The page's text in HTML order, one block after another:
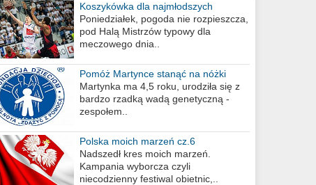
Koszykówka dla najmłodszych
Poniedziałek, pogoda nie rozpieszcza,
pod Halą Mistrzów typowy dla
meczowego dnia..
Pomóż Martynce stanąć na nóżki
Martynka ma 4,5 roku, urodziła się z
bardzo rzadką wadą genetyczną -
zespołem..
Polska moich marzeń cz.6
Nadszedł kres moich marzeń.
Kampania wyborcza czyli
niecodzienny festiwal obietnic,..